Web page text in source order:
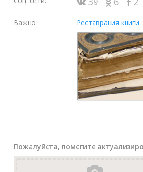
Важно Реставрация книги
Пожалуйста, помогите